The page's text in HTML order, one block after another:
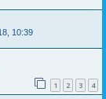
10:39
1 2 3 4